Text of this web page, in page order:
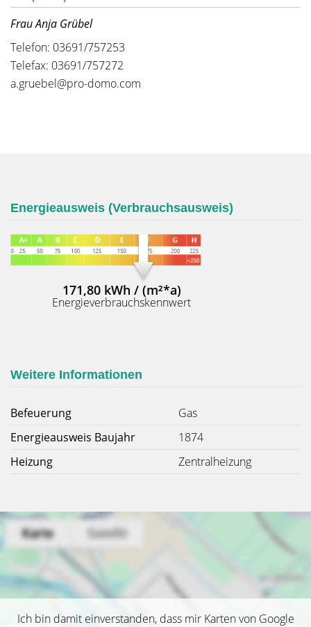
Frau Anja Grübel
Telefon: 03691/757253
Telefax: 03691/757272
a.gruebel@pro-domo.com
Energieausweis (Verbrauchsausweis)
171,80 kWh / (m²*a)
Energieverbrauchskennwert
Weitere Informationen
Befeuerung
Gas
Energieausweis Baujahr
1874
Heizung
Zentralheizung
Ich bin damit einverstanden, dass mir Karten von Google